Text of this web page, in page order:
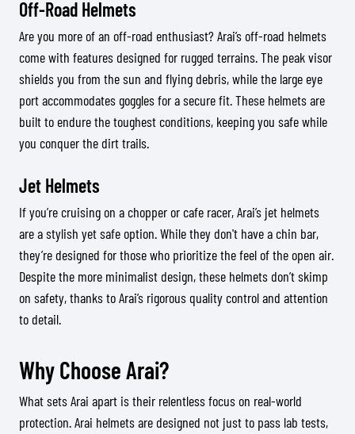
Off-Road Helmets
Are you more of an off-road enthusiast? Arai’s off-road helmets
come with features designed for rugged terrains. The peak visor
shields you from the sun and flying debris, while the large eye
port accommodates goggles for a secure fit. These helmets are
built to endure the toughest conditions, keeping you safe while
you conquer the dirt trails.
Jet Helmets
If you’re cruising on a chopper or cafe racer, Arai’s jet helmets
are a stylish yet safe option. While they don't have a chin bar,
they’re designed for those who prioritize the feel of the open air.
Despite the more minimalist design, these helmets don’t skimp
on safety, thanks to Arai’s rigorous quality control and attention
to detail.
Why Choose Arai?
What sets Arai apart is their relentless focus on real-world
protection. Arai helmets are designed not just to pass lab tests,